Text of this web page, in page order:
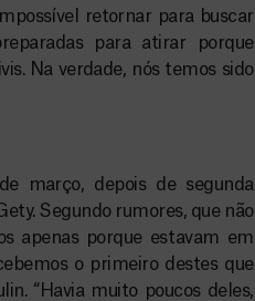
retornar para buscar
para atirar porque
Na verdade, nós temos sido
março, depois de segunda
Segundo rumores, que não
apenas porque estavam em
o primeiro destes que
“Havia muito poucos deles,